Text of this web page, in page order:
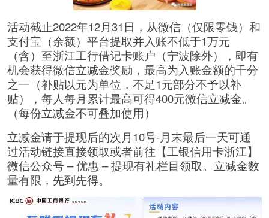
活动截止2022年12月31日，从微信（仅限零钱）和
支付宝（余额）平台提取并入账不低于1万元
（含）至浙江工行借记卡账户（宁波除外），即有
机会获得微信立减金奖励，最高为入账金额的千分
之一（补贴以元为单位，不足1元部分不予以补
贴），每人每月累计最高可得400元微信立减金。
（每份立减金不可叠加使用）
立减金请于提现后的次月10号-月末最后一天可通
过活动链接直接领取或者前往【工银信用卡浙江】
微信公众号 – 优惠 – 提现有礼栏目领取。立减金数
量有限，先到先得。